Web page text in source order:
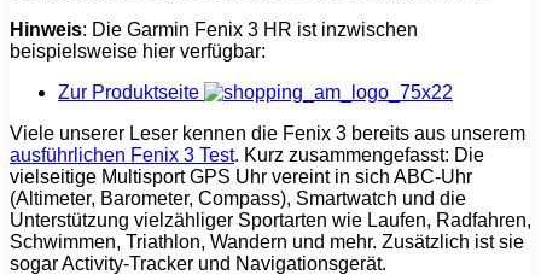
Hinweis: Die Garmin Fenix 3 HR ist inzwischen
beispielsweise hier verfügbar:
Zur Produktseite
Viele unserer Leser kennen die Fenix 3 bereits aus unserem
ausführlichen Fenix 3 Test. Kurz zusammengefasst: Die
vielseitige Multisport GPS Uhr vereint in sich ABC-Uhr
(Altimeter, Barometer, Compass), Smartwatch und die
Unterstützung vielzähliger Sportarten wie Laufen, Radfahren,
Schwimmen, Triathlon, Wandern und mehr. Zusätzlich ist sie
sogar Activity-Tracker und Navigationsgerät.